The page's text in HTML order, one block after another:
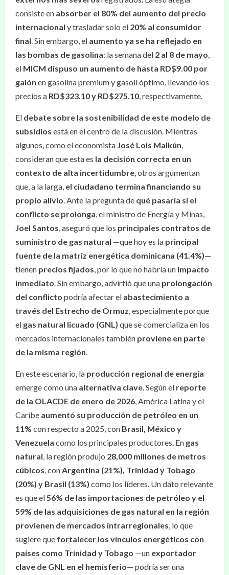
consiste en absorber el 80% del aumento del precio
internacional y trasladar solo el 20% al consumidor
final. Sin embargo, el aumento ya se ha reflejado en
las bombas de gasolina: la semana del 2 al 8 de mayo,
el MICM dispuso un aumento de hasta RD$9.00 por
galón en gasolina premium y gasoil óptimo, llevando los
precios a RD$323.10 y RD$275.10, respectivamente.
El debate sobre la sostenibilidad de este modelo de
subsidios está en el centro de la discusión. Mientras
algunos, como el economista José Lois Malkún,
consideran que esta es la decisión correcta en un
contexto de alta incertidumbre, otros argumentan
que, a la larga, el ciudadano termina financiando su
propio alivio. Ante la pregunta de qué pasaría si el
conflicto se prolonga, el ministro de Energía y Minas,
Joel Santos, aseguró que los principales contratos de
suministro de gas natural —que hoy es la principal
fuente de la matriz energética dominicana (41.4%)—
tienen precios fijados, por lo que no habría un impacto
inmediato. Sin embargo, advirtió que una prolongación
del conflicto podría afectar el abastecimiento a
través del Estrecho de Ormuz, especialmente porque
el gas natural licuado (GNL) que se comercializa en los
mercados internacionales también proviene en parte
de la misma región.
En este escenario, la producción regional de energía
emerge como una alternativa clave. Según el reporte
de la OLACDE de enero de 2026, América Latina y el
Caribe aumentó su producción de petróleo en un
11% con respecto a 2025, con Brasil, México y
Venezuela como los principales productores. En gas
natural, la región produjo 28,000 millones de metros
cúbicos, conArgentina (21%), Trinidad y Tobago
(20%) y Brasil (13%) como los líderes. Un dato relevante
es que el56% de las importaciones de petróleo y el
59% de las adquisiciones de gas natural en la región
provienen de mercados intrarregionales, lo que
sugiere que fortalecer los vínculos energéticos con
países como Trinidad y Tobago —un exportador
clave de GNL en el hemisferio— podría ser una